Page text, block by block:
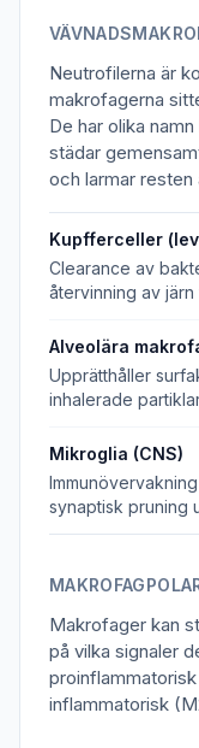
Neutrofilerna är
makrofagerna
De har olika
städar
och larmar
Kupfferceller
Clearance av
återvinning av
Alveolära
Upprätthåller
inhalerade
Mikroglia (CNS)
synaptisk pruning
Makrofager kan
på vilka signaler
inflammatorisk